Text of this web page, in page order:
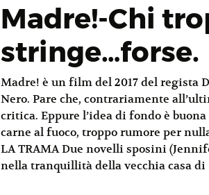
Madre!-Chi
stringe…forse.
Madre! è un film del 2017 del regista
Nero. Pare che, contrariamente
critica. Eppure l’idea di fondo è
carne al fuoco, troppo rumore per
LA TRAMA Due novelli sposini
nella tranquillità della vecchia casa